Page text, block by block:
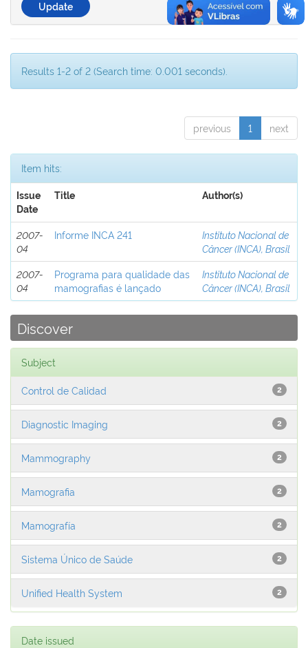
Results 1-2 of 2 (Search time: 0.001 seconds).
previous 1 next
Item hits:
Issue
Date
Title Author(s)
2007-
04
Informe INCA 241
Instituto Nacional de
Câncer (INCA), Brasil
2007-
04
Programa para qualidade das
mamografias é lançado
Instituto Nacional de
Câncer (INCA), Brasil
Discover
Subject
2
Control de Calidad
2
Diagnostic Imaging
2
Mammography
2
Mamografia
2
Mamografía
2
Sistema Único de Saúde
2
Unified Health System
Date issued